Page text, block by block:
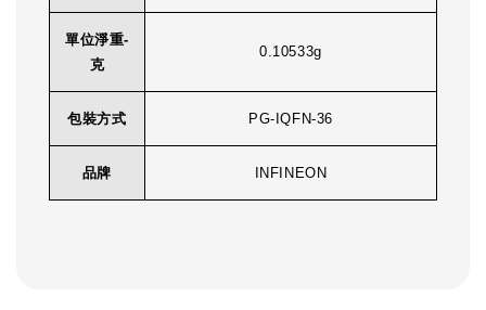
單位淨重-
克
0.10533g
包裝方式 PG-IQFN-36
品牌 INFINEON